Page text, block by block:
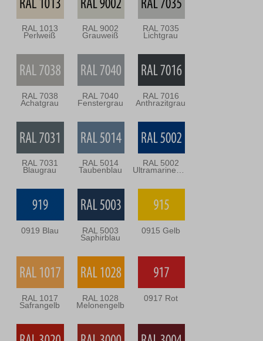
RAL 1013
Perlweiß
RAL 9002
Grauweiß
RAL 7035
Lichtgrau
RAL 7038
Achatgrau
RAL 7040
Fenstergrau
RAL 7016
Anthrazitgrau
RAL 7031
Blaugrau
RAL 5014
Taubenblau
RAL 5002
Ultramarineblau
0919 Blau RAL 5003
Saphirblau
0915 Gelb
RAL 1017
Safrangelb
RAL 1028
Melonengelb
0917 Rot